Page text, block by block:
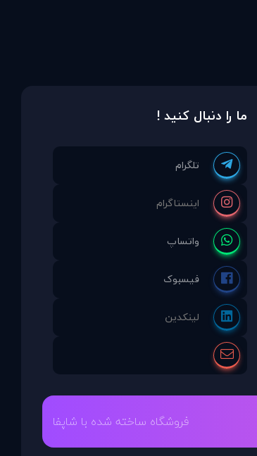
ما را دنبال کنید !
فروشگاه ساخته شده با شاپفا